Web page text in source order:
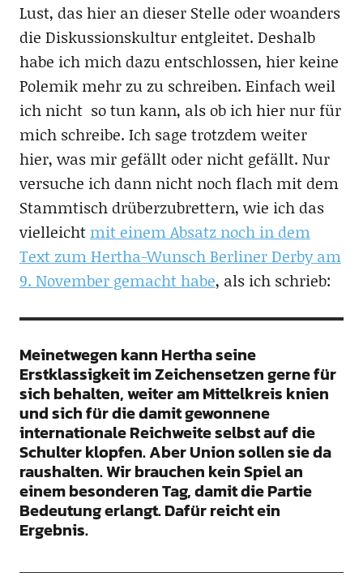
Lust, das hier an dieser Stelle oder woanders
die Diskussionskultur entgleitet. Deshalb
habe ich mich dazu entschlossen, hier keine
Polemik mehr zu zu schreiben. Einfach weil
ich nicht so tun kann, als ob ich hier nur für
mich schreibe. Ich sage trotzdem weiter
hier, was mir gefällt oder nicht gefällt. Nur
versuche ich dann nicht noch flach mit dem
Stammtisch drüberzubrettern, wie ich das
vielleicht mit einem Absatz noch in dem
Text zum Hertha-Wunsch Berliner Derby am
9. November gemacht habe, als ich schrieb:
Meinetwegen kann Hertha seine
Erstklassigkeit im Zeichensetzen gerne für
sich behalten, weiter am Mittelkreis knien
und sich für die damit gewonnene
internationale Reichweite selbst auf die
Schulter klopfen. Aber Union sollen sie da
raushalten. Wir brauchen kein Spiel an
einem besonderen Tag, damit die Partie
Bedeutung erlangt. Dafür reicht ein
Ergebnis.